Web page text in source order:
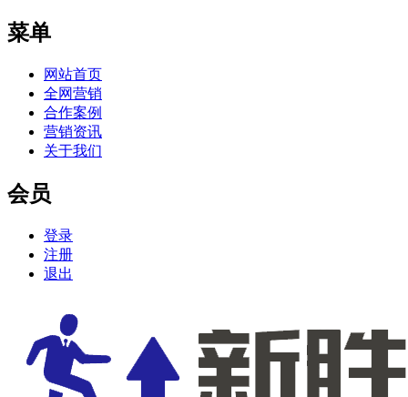
菜单
网站首页
全网营销
合作案例
营销资讯
关于我们
会员
登录
注册
退出